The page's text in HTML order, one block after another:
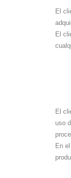
El
El
El
uso
En